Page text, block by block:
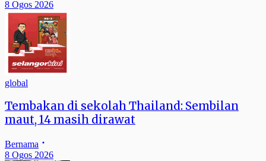
8 Ogos 2026
global
Tembakan di sekolah Thailand: Sembilan
maut, 14 masih dirawat
Bernama
8 Ogos 2026